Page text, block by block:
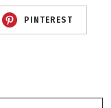
PINTEREST